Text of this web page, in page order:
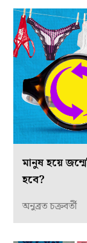
মানুষ হয়ে
হবে?
অনুব্রত চক্রবর্তী